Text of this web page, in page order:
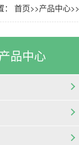
首页>>产品中心>>
品中心